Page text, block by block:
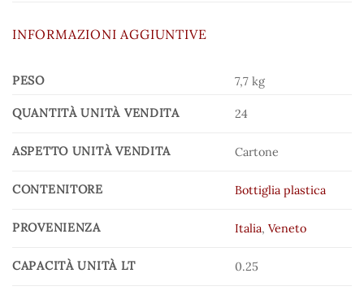
INFORMAZIONI AGGIUNTIVE
PESO 7,7 kg
QUANTITÀ UNITÀ VENDITA 24
ASPETTO UNITÀ VENDITA Cartone
CONTENITORE Bottiglia plastica
PROVENIENZA Italia,Veneto
CAPACITÀ UNITÀ LT 0.25